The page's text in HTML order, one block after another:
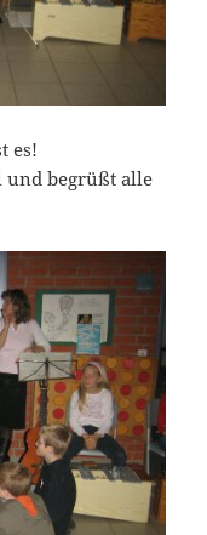
es!
und begrüßt alle